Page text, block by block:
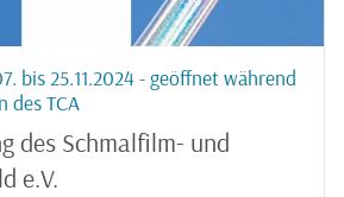
bis 25.11.2024 - geöffnet während
des TCA
des Schmalfilm- und
e.V.